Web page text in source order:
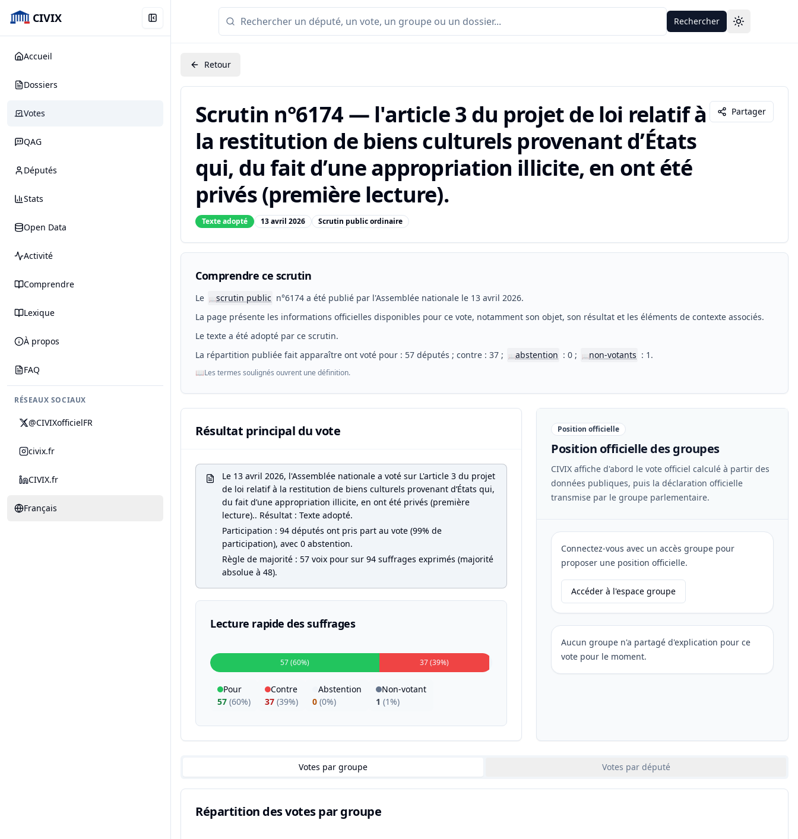
CIVIX
Accueil
Dossiers
Votes
QAG
Députés
Stats
Open Data
Activité
Comprendre
Lexique
À propos
FAQ
RÉSEAUX SOCIAUX
@CIVIXofficielFR
civix.fr
CIVIX.fr
Français
Rechercher Toggle theme
Retour
Scrutin n°6174 — l'article 3 du projet de loi relatif à
la restitution de biens culturels provenant d’États
qui, du fait d’une appropriation illicite, en ont été
privés (première lecture).
Texte adopté 13 avril 2026 Scrutin public ordinaire
Partager
Comprendre ce scrutin
Le 📖scrutin public n°6174 a été publié par l'Assemblée nationale le 13 avril 2026.
La page présente les informations officielles disponibles pour ce vote, notamment son objet, son résultat et les éléments de contexte associés.
Le texte a été adopté par ce scrutin.
La répartition publiée fait apparaître ont voté pour : 57 députés ; contre : 37 ;
📖abstention : 0 ; 📖non-votants : 1.
📖Les termes soulignés ouvrent une définition.
Résultat principal du vote
Le 13 avril 2026, l'Assemblée nationale a voté sur L'article 3 du projet
de loi relatif à la restitution de biens culturels provenant d’États qui,
du fait d’une appropriation illicite, en ont été privés (première
lecture).. Résultat : Texte adopté.
Participation : 94 députés ont pris part au vote (99% de
participation), avec 0 abstention.
Règle de majorité : 57 voix pour sur 94 suffrages exprimés (majorité
absolue à 48).
Lecture rapide des suffrages
57 (60%) 37 (39%)
Pour
57 (60%)
Contre
37 (39%)
Abstention
0 (0%)
Non-votant
1 (1%)
Position officielle
Position officielle des groupes
CIVIX affiche d'abord le vote officiel calculé à partir des
données publiques, puis la déclaration officielle
transmise par le groupe parlementaire.
Connectez-vous avec un accès groupe pour
proposer une position officielle.
Accéder à l'espace groupe
Aucun groupe n'a partagé d'explication pour ce
vote pour le moment.
Votes par groupe Votes par député
Répartition des votes par groupe